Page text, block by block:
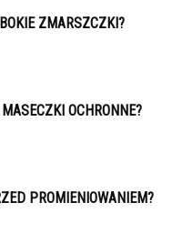
ZMARSZCZKI?
OCHRONNE?
PROMIENIOWANIEM?